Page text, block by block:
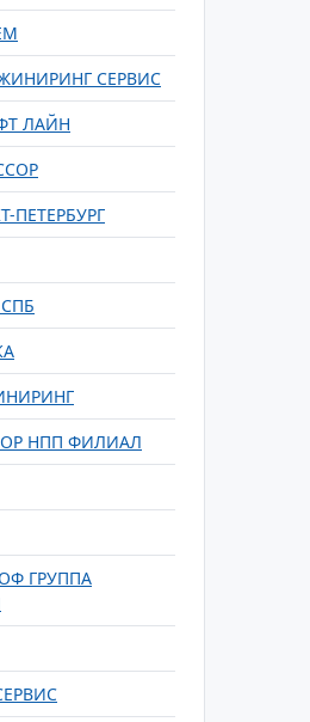
СЕРВИС
ЛАЙН
ПЕТЕРБУРГ
НПП ФИЛИАЛ
ГРУППА